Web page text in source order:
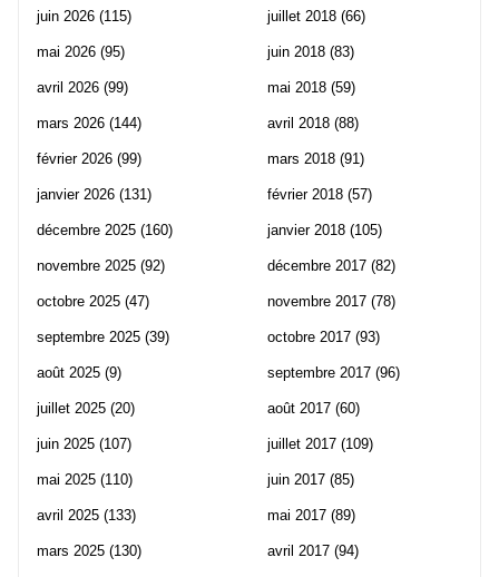
juin 2026 (115)
mai 2026 (95)
avril 2026 (99)
mars 2026 (144)
février 2026 (99)
janvier 2026 (131)
décembre 2025 (160)
novembre 2025 (92)
octobre 2025 (47)
septembre 2025 (39)
août 2025 (9)
juillet 2025 (20)
juin 2025 (107)
mai 2025 (110)
avril 2025 (133)
mars 2025 (130)
juillet 2018 (66)
juin 2018 (83)
mai 2018 (59)
avril 2018 (88)
mars 2018 (91)
février 2018 (57)
janvier 2018 (105)
décembre 2017 (82)
novembre 2017 (78)
octobre 2017 (93)
septembre 2017 (96)
août 2017 (60)
juillet 2017 (109)
juin 2017 (85)
mai 2017 (89)
avril 2017 (94)